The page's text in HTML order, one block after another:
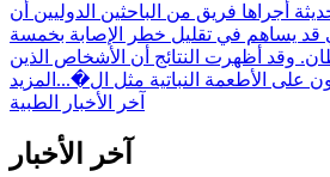
أجراها فريق من الباحثين الدوليين أن
قد يساهم في تقليل خطر الإصابة بخمسة
وقد أظهرت النتائج أن الأشخاص الذين
على الأطعمة النباتية مثل ال�... المزيد
آخر الأخبار الطبية
آخر الأخبار